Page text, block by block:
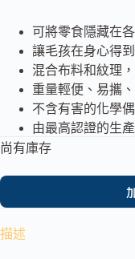
可將零食隱藏在
讓毛孩在身心得
混合布料和紋理
重量輕便、易攜
不含有害的化學偶
由最高認證的生
尚有庫存
描述